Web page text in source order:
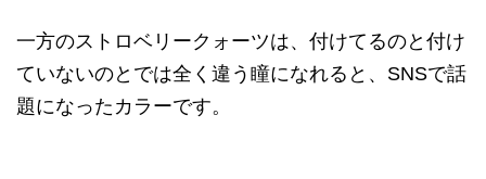
一方のストロベリークォーツは、付けてるのと付け
ていないのとでは全く違う瞳になれると、 SNSで話
題になったカラーです。